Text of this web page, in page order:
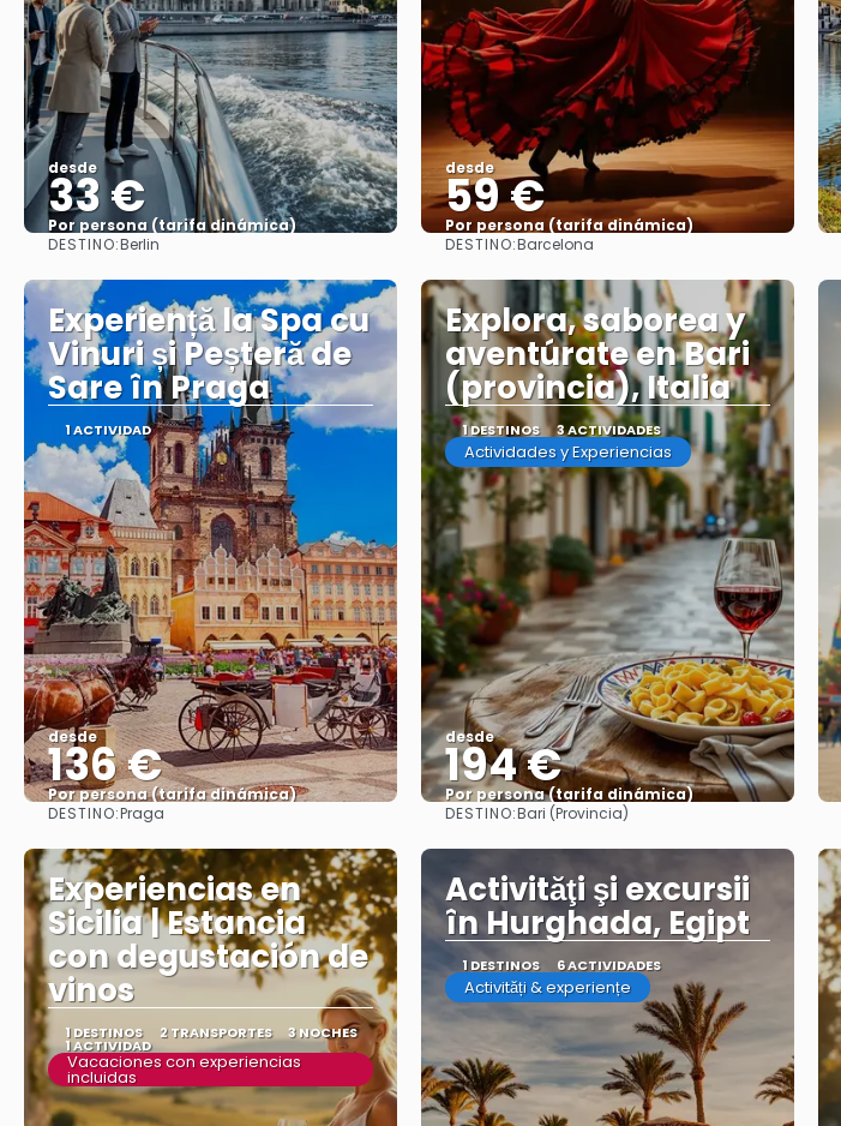
desde
33 €
Por persona (tarifa dinámica)
DESTINO:Berlin
desde
59 €
Por persona (tarifa dinámica)
Ver más
DESTINO:Barcelona
Experiență la Spa cu
Vinuri și Peșteră de
Sare în Praga
1 ACTIVIDAD
desde
136 €
Por persona (tarifa dinámica)
DESTINO:Praga
Explora, saborea y
aventúrate en Bari
(provincia), Italia
1 DESTINOS 3 ACTIVIDADES
Actividades y Experiencias
desde
194 €
Por persona (tarifa dinámica)
Ver más
DESTINO:Bari (Provincia)
Experiencias en
Sicilia | Estancia
con degustación de
vinos
1 DESTINOS 2 TRANSPORTES 3 NOCHES
1 ACTIVIDAD
Vacaciones con experiencias
incluidas
Activităţi şi excursii
în Hurghada, Egipt
1 DESTINOS 6 ACTIVIDADES
Activități & experiențe